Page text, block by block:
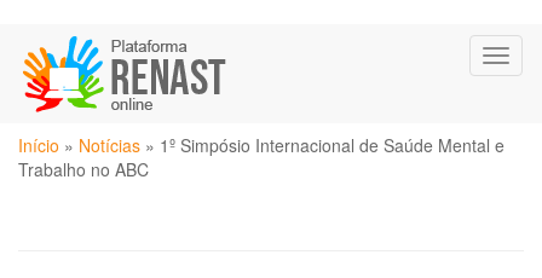
para
conteúdo
principal
Você
está
Início » Notícias » 1º Simpósio Internacional de Saúde Mental e
Trabalho no ABC